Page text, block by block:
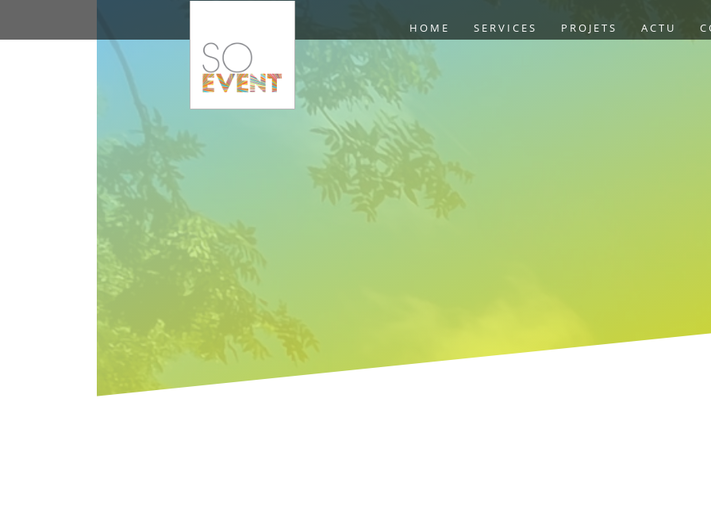
HOME SERVICES PROJETS ACTU